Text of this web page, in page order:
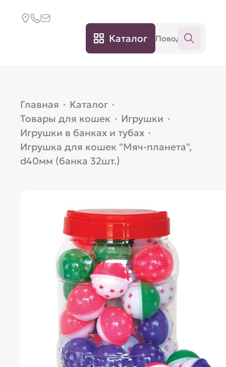
Каталог
Главная · Каталог ·
Товары для кошек · Игрушки ·
Игрушки в банках и тубах ·
Игрушка для кошек "Мяч-планета",
d40мм (банка 32шт.)